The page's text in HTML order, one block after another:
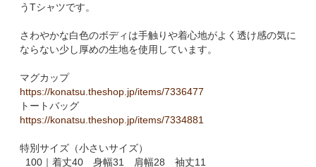
うTシャツです。
さわやかな白色のボディは手触りや着心地がよく透け感の気に
ならない少し厚めの生地を使用しています。
マグカップ
https://konatsu.theshop.jp/items/7336477
トートバッグ
https://konatsu.theshop.jp/items/7334881
特別サイズ（小さいサイズ）
100｜着丈40 身幅31 肩幅28 袖丈11